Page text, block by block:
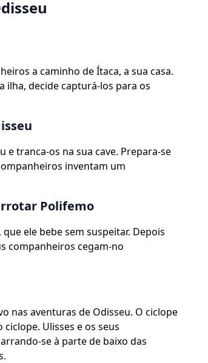
a caminho de Ítaca, a sua casa.
ilha, decide capturá-los para os
tranca-os na sua cave. Prepara-se
inventam um
Polifemo
ele bebe sem suspeitar. Depois
companheiros cegam-no
nas aventuras de Odisseu. O ciclope
Ulisses e os seus
se à parte de baixo das